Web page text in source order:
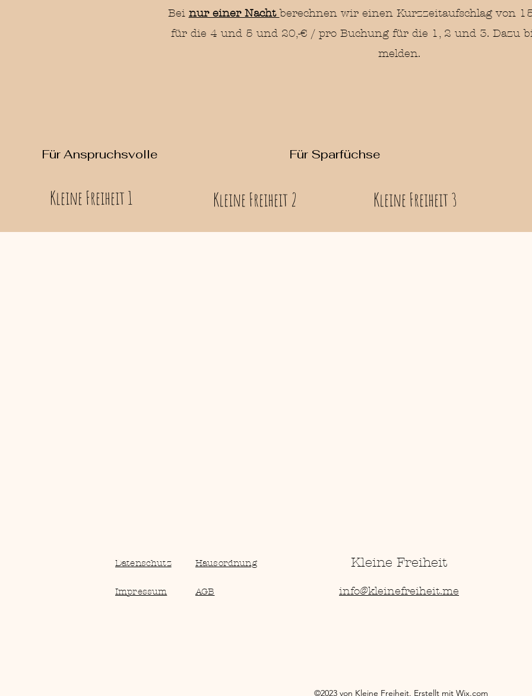
Bei nur einer Nachtberechnen wir einen Kurzzeitaufschlag von
für die 4 und 5 und 20,-€ / pro Buchung für die 1, 2 und 3. Dazu
melden.
Für Anspruchsvolle
Kleine Freiheit 1
Für Sparfüchse
Kleine Freiheit 2 Kleine Freiheit 3
Datenschutz
Impressum
Hausordnung
AGB
Kleine Freiheit
info@kleinefreiheit.me
©2023 von Kleine Freiheit. Erstellt mit Wix.com